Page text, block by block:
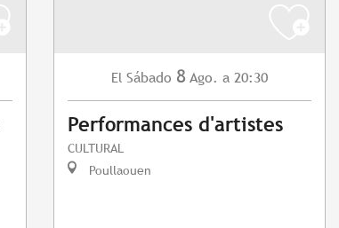
El Sábado 8 Ago. a 20:30
Performances d'artistes
CULTURAL
Poullaouen